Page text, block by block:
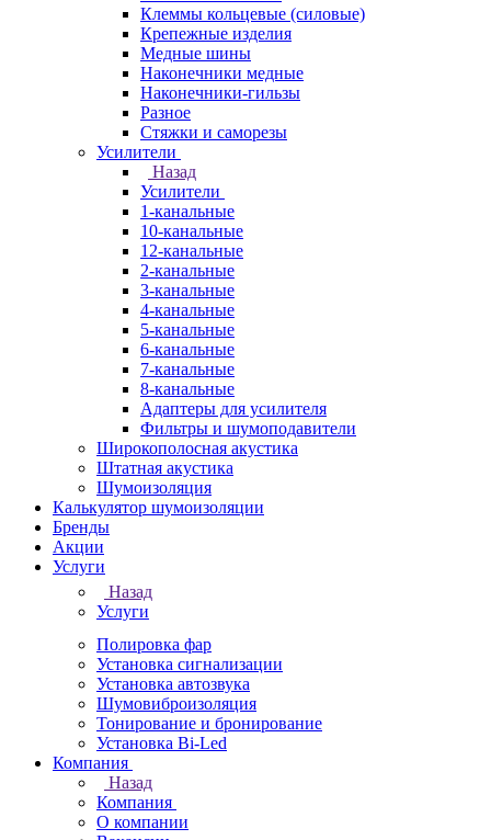
Клеммы кольцевые (силовые)
Крепежные изделия
Медные шины
Наконечники медные
Наконечники-гильзы
Разное
Стяжки и саморезы
Усилители
Назад
Усилители
1-канальные
10-канальные
12-канальные
2-канальные
3-канальные
4-канальные
5-канальные
6-канальные
7-канальные
8-канальные
Адаптеры для усилителя
Фильтры и шумоподавители
Широкополосная акустика
Штатная акустика
Шумоизоляция
Калькулятор шумоизоляции
Бренды
Акции
Услуги
Назад
Услуги
Полировка фар
Установка сигнализации
Установка автозвука
Шумовиброизоляция
Тонирование и бронирование
Установка Bi-Led
Компания
Назад
Компания
О компании